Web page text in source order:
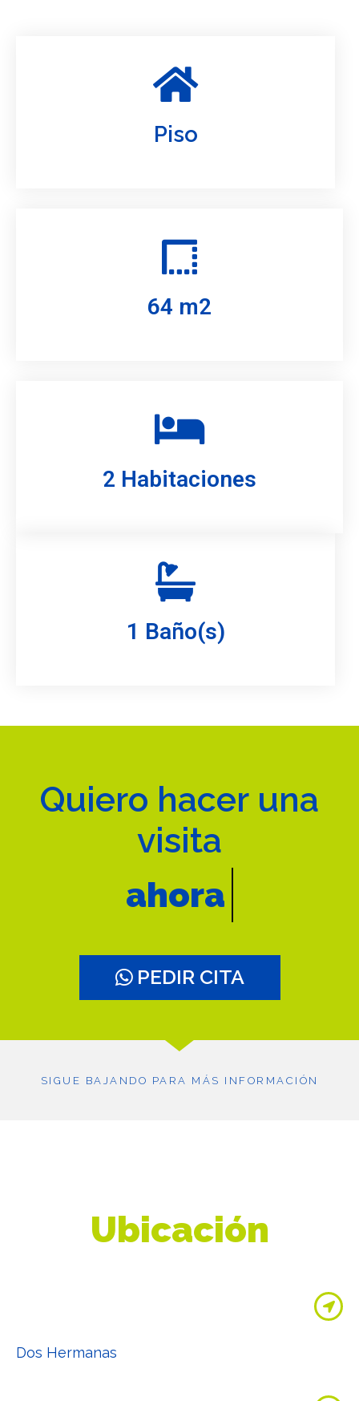
Piso
64 m2
2 Habitaciones
1 Baño(s)
Quiero hacer una
visita
muy pronto
PEDIR CITA
SIGUE BAJANDO PARA MÁS INFORMACIÓN
Ubicación
Dos Hermanas